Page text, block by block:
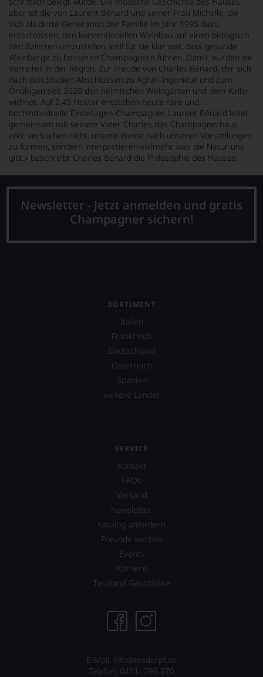
KI
verändert.
aber ist die von Laurent Bénard und seiner Frau Michelle, die
sich als dritte Generation der Familie im Jahr 1995 dazu
entschlossen, den konventionellen Weinbau auf einen biologisch
zertifizierten umzustellen, weil für sie klar war, dass gesunde
Weinberge zu besseren Champagnern führen. Damit wurden sie
Vorreiter in der Region. Zur Freude von Charles Bénard, der sich
nach den Studien Abschlüssen zu Agrar-Ingenieur und zum
Önologen seit 2020 den heimischen Weingärten und dem Keller
widmet. Auf 2,45 Hektar entstehen heute rare und
hochindividuelle Einzellagen-Champagner. Laurent Bénard leitet
gemeinsam mit seinem Vater Charles das Champagnerhaus.
»Wir versuchen nicht, unsere Weine nach unseren Vorstellungen
zu formen, sondern interpretieren vielmehr, was die Natur uns
gibt.« beschreibt Charles Bénard die Philosophie des Hauses.
Newsletter - Jetzt anmelden und gratis
Champagner sichern!
SORTIMENT
Italien
Frankreich
Deutschland
Österreich
Spanien
weitere Länder
SERVICE
Kontakt
FAQs
Versand
Newsletter
Katalog anfordern
Freunde werben
Events
Karriere
Tesdorpf Geschichte
E-Mail: info@tesdorpf.de
Telefon: 0451- 799 270